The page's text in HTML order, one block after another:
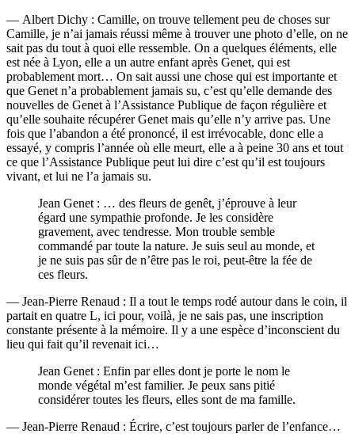
— Albert Dichy : Camille, on trouve tellement peu de choses sur
Camille, je n’ai jamais réussi même à trouver une photo d’elle, on ne
sait pas du tout à quoi elle ressemble. On a quelques éléments, elle
est née à Lyon, elle a un autre enfant après Genet, qui est
probablement mort… On sait aussi une chose qui est importante et
que Genet n’a probablement jamais su, c’est qu’elle demande des
nouvelles de Genet à l’Assistance Publique de façon régulière et
qu’elle souhaite récupérer Genet mais qu’elle n’y arrive pas. Une
fois que l’abandon a été prononcé, il est irrévocable, donc elle a
essayé, y compris l’année où elle meurt, elle a à peine 30 ans et tout
ce que l’Assistance Publique peut lui dire c’est qu’il est toujours
vivant, et lui ne l’a jamais su.
Jean Genet : … des fleurs de genêt, j’éprouve à leur
égard une sympathie profonde. Je les considère
gravement, avec tendresse. Mon trouble semble
commandé par toute la nature. Je suis seul au monde, et
je ne suis pas sûr de n’être pas le roi, peut-être la fée de
ces fleurs.
— Jean-Pierre Renaud : Il a tout le temps rodé autour dans le coin, il
partait en quatre L, ici pour, voilà, je ne sais pas, une inscription
constante présente à la mémoire. Il y a une espèce d’inconscient du
lieu qui fait qu’il revenait ici…
Jean Genet : Enfin par elles dont je porte le nom le
monde végétal m’est familier. Je peux sans pitié
considérer toutes les fleurs, elles sont de ma famille.
— Jean-Pierre Renaud : Écrire, c’est toujours parler de l’enfance…